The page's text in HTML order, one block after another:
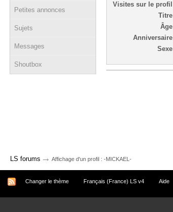
Petites annonces
Sujets
Messages
Shoutbox
Visites sur le profil
Titre
Âge
Anniversaire
Sexe
LS forums → Affichage d'un profil : -MICKAEL-
Changer le thème Français (France) LS v4 Aide